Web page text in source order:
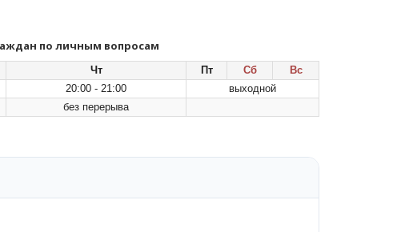
по личным вопросам
Чт Пт Сб
Вс
20:00 - 21:00
выходной
без перерыва